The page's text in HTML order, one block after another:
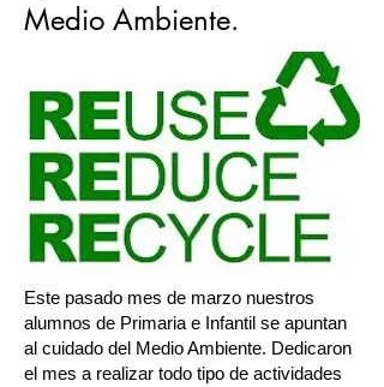
Medio Ambiente.
Este pasado mes de marzo nuestros
alumnos de Primaria e Infantil se apuntan
al cuidado del Medio Ambiente. Dedicaron
el mes a realizar todo tipo de actividades